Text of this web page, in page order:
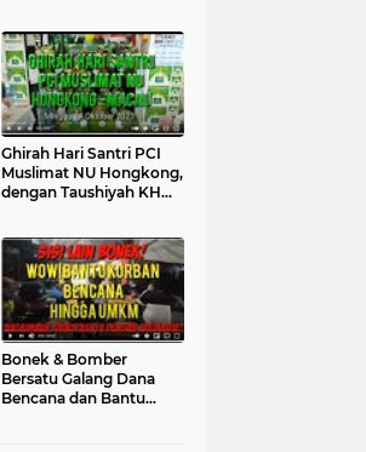
Ghirah Hari Santri PCI
Muslimat NU Hongkong,
dengan Taushiyah KH
Bonek & Bomber
Bersatu Galang Dana
Bencana dan Bantu